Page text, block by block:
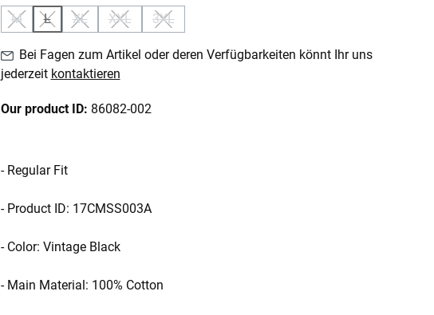
M
(Diese Option ist zurzeit nicht verfügbar.)
L
(Diese Option ist zurzeit nicht verfügbar.)
XL
(Diese Option ist zurzeit nicht verfügbar.)
XXL
(Diese Option ist zurzeit nicht verfügbar.)
3XL
(Diese Option ist zurzeit nicht verfügbar.)
Bei Fagen zum Artikel oder deren Verfügbarkeiten könnt Ihr uns
jederzeit kontaktieren
Our product ID: 86082-002
- Regular Fit
- Product ID: 17CMSS003A
- Color: Vintage Black
- Main Material: 100% Cotton